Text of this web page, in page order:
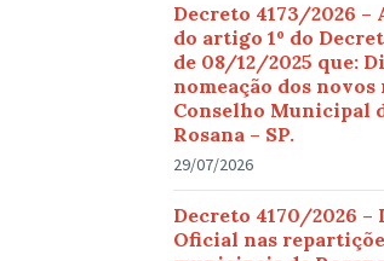
Decreto 4173/2026
do artigo 1º do
de 08/12/2025 que:
nomeação dos novos
Conselho Municipal
Rosana – SP.
29/07/2026
Decreto 4170/2026 –
Oficial nas